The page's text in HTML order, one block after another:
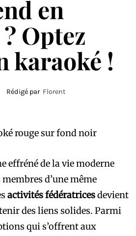
en
Optez
karaoké !
Rédigé par Florent
effréné de la vie moderne
d’une même
activités fédératricesdevient
des liens solides. Parmi
qui s’offrent aux